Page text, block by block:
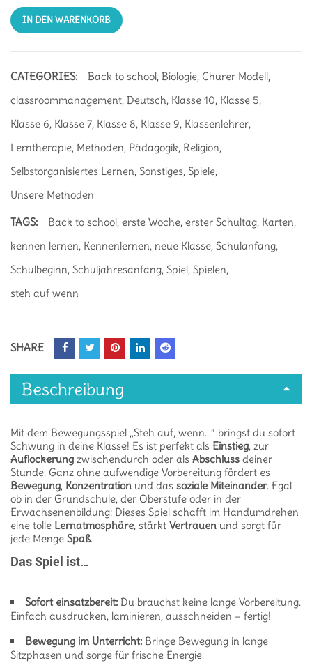
IN DEN WARENKORB
CATEGORIES: Back to school, Biologie, Churer Modell,
classroommanagement, Deutsch, Klasse 10, Klasse 5,
Klasse 6, Klasse 7, Klasse 8, Klasse 9, Klassenlehrer,
Lerntherapie, Methoden, Pädagogik, Religion,
Selbstorganisiertes Lernen, Sonstiges, Spiele,
Unsere Methoden
TAGS: Back to school, erste Woche, erster Schultag, Karten,
kennen lernen, Kennenlernen, neue Klasse, Schulanfang,
Schulbeginn, Schuljahresanfang, Spiel, Spielen,
steh auf wenn
SHARE
Beschreibung
Mit dem Bewegungsspiel „Steh auf, wenn…“ bringst du sofort
Schwung in deine Klasse! Es ist perfekt als Einstieg, zur
Auflockerung zwischendurch oder als Abschluss deiner
Stunde. Ganz ohne aufwendige Vorbereitung fördert es
Bewegung, Konzentration und das soziale Miteinander. Egal
ob in der Grundschule, der Oberstufe oder in der
Erwachsenenbildung: Dieses Spiel schafft im Handumdrehen
eine tolle Lernatmosphäre, stärkt Vertrauen und sorgt für
jede Menge Spaß.
Das Spiel ist…
Sofort einsatzbereit: Du brauchst keine lange Vorbereitung.
Einfach ausdrucken, laminieren, ausschneiden – fertig!
Bewegung im Unterricht: Bringe Bewegung in lange
Sitzphasen und sorge für frische Energie.